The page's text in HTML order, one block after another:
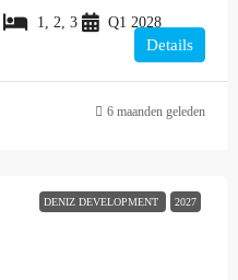
1, 2, 3 Q1 2028
Details
6 maanden geleden
DENIZ DEVELOPMENT 2027